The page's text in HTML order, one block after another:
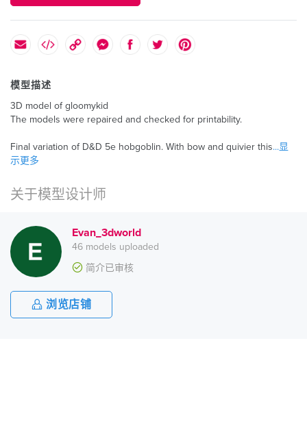
模型描述
3D model of gloomykid
The models were repaired and checked for printability.
Final variation of D&D 5e hobgoblin. With bow and quivier this...显
示更多
关于模型设计师
Evan_3dworld
46 models uploaded
简介已审核
浏览店铺